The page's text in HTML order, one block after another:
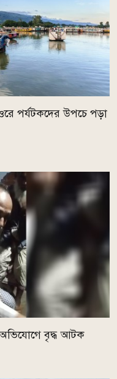
পর্যটকদের উপচে পড়া
অভিযোগে বৃদ্ধ আটক